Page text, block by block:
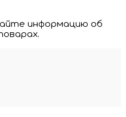
информацию об